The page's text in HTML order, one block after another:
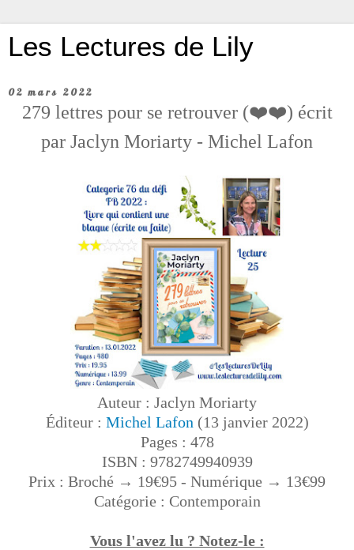
Les Lectures de Lily
02 mars 2022
279 lettres pour se retrouver (❤️❤️) écrit
par Jaclyn Moriarty - Michel Lafon
Auteur : Jaclyn Moriarty
Éditeur : Michel Lafon (13 janvier 2022)
Pages : 478
ISBN : 9782749940939
Prix : Broché → 19€95 - Numérique → 13€99
Catégorie : Contemporain
Vous l'avez lu ? Notez-le :